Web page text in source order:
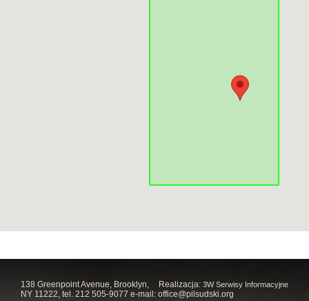
Realizacja: 3W Serwisy Informacyjne
138 Greenpoint Avenue, Brooklyn,
NY 11222, tel. 212 505-9077 e-mail: office@pilsudski.org